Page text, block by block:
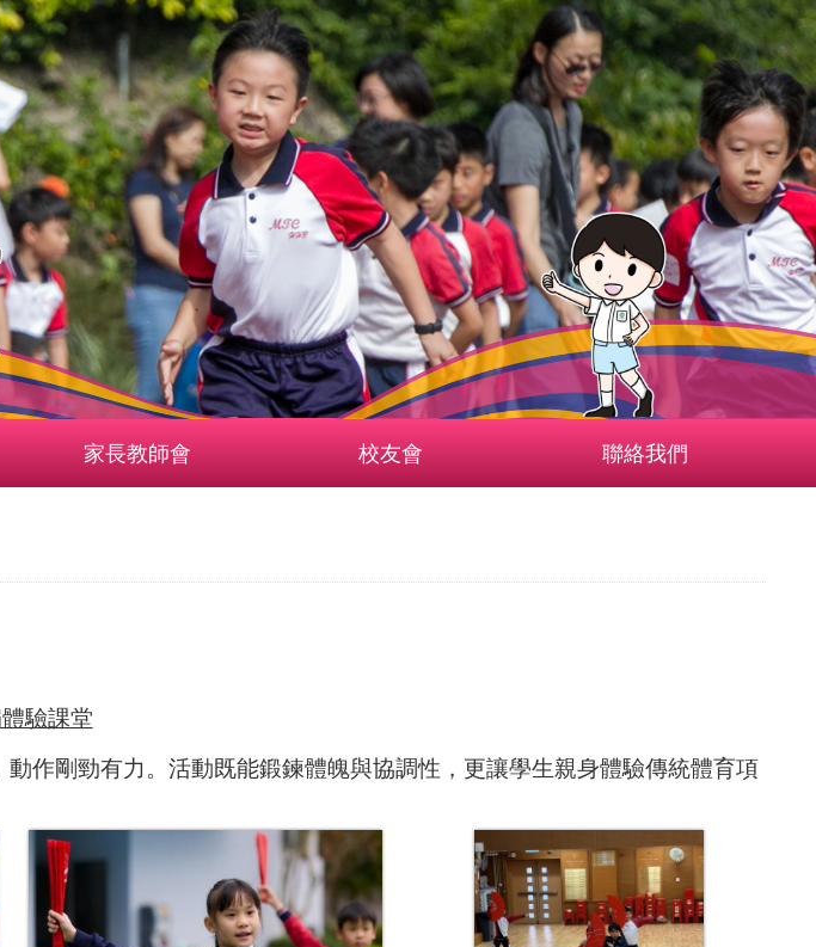
家長教師會 校友會 聯絡我們
驗課堂
作剛勁有力。活動既能鍛鍊體魄與協調性，更讓學生親身體驗傳統體育項